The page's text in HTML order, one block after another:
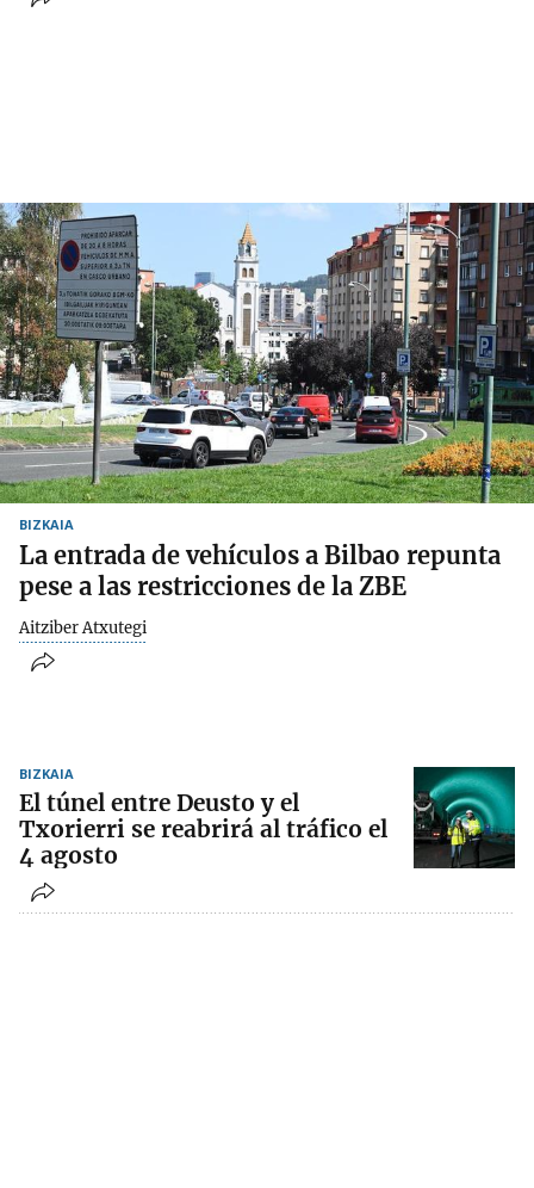
BIZKAIA
La entrada de vehículos a Bilbao repunta
pese a las restricciones de la ZBE
Aitziber Atxutegi
BIZKAIA
El túnel entre Deusto y el
Txorierri se reabrirá al tráfico el
4 agosto